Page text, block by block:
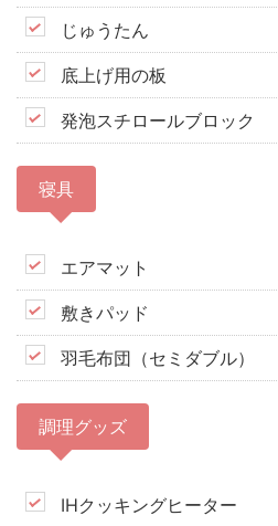
じゅうたん
底上げ用の板
発泡スチロールブロック
寝具
エアマット
敷きパッド
羽毛布団（セミダブル）
調理グッズ
IHクッキングヒーター